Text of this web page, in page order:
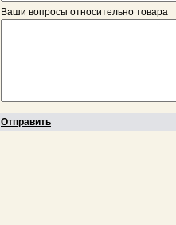
Ваши вопросы относительно товара
Отправить